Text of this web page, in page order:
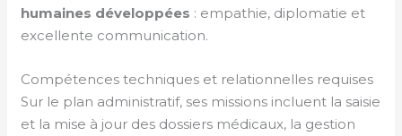
humaines développées : empathie, diplomatie et
excellente communication.
Compétences techniques et relationnelles requises
Sur le plan administratif, ses missions incluent la saisie
et la mise à jour des dossiers médicaux, la gestion